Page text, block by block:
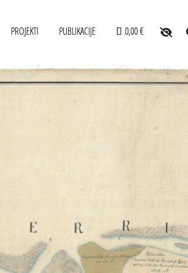
ZA USLUŽBENCE
PROJEKTI
SLOVENSKI ELEKTRONSKI ARHIV
PUBLIKACIJE 0,00 €
O arhivu
Za uporabnike
Vloga za upravne namene